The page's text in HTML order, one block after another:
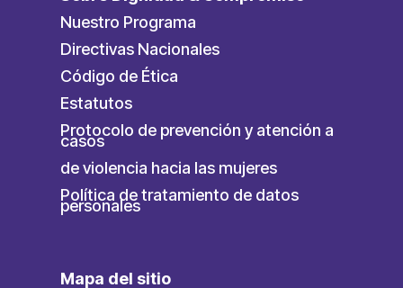
Nuestro Programa
Directivas Nacionales
Código de Ética
Estatutos
Protocolo de prevención y atención a
casos
de violencia hacia las mujeres
Política de tratamiento de datos
personales
Mapa del sitio